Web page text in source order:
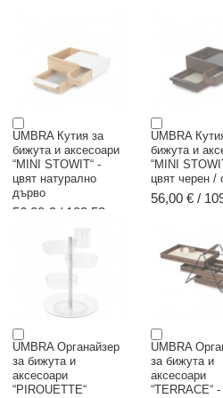
UMBRA Кутия за
бижута и аксесоари
“MINI STOWIT“ -
цвят натурално
дърво
56,00 € / 109.53 лв.
UMBRA
бижута и
“MINI
цвят черен /
56,00 € /
UMBRA Органайзер
за бижута и
аксесоари
“PIROUETTE“
UMBRA
за бижута и
аксесоари
“TERRACE“